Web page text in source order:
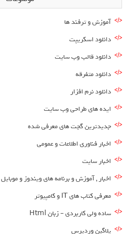
آموزش و ترفند ها
دانلود اسکریپت
دانلود قالب وب سایت
دانلود متفرقه
دانلود نرم افزار
ایده های طراحی وب سایت
جدیدترین گجت های معرفی شده
اخبار فناوری اطلاعات و عمومی
اخبار سایت
اخبار , آموزش و برنامه های ویندوز و موبایل
معرفی کتاب های IT و کامپیوتر
ساده ولی کاربردی – زبان Html
پلاگین وردپرس